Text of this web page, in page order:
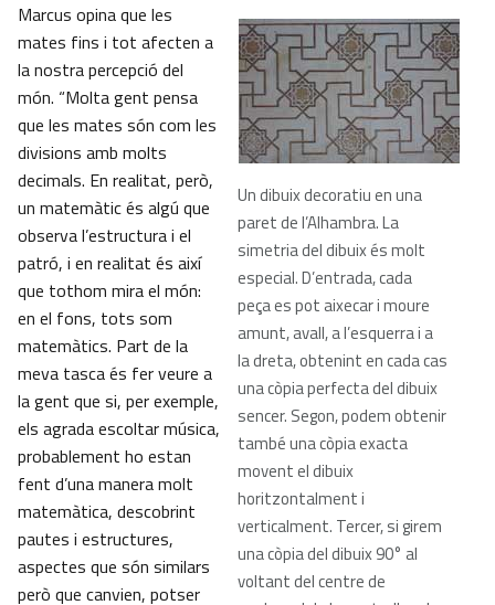
Un dibuix decoratiu en una
paret de l’Alhambra. La
simetria del dibuix és molt
especial. D’entrada, cada
peça es pot aixecar i moure
amunt, avall, a l’esquerra i a
la dreta, obtenint en cada cas
una còpia perfecta del dibuix
sencer. Segon, podem obtenir
també una còpia exacta
movent el dibuix
horitzontalment i
verticalment. Tercer, si girem
una còpia del dibuix 90° al
voltant del centre de
Marcus opina que les
mates fins i tot afecten a
la nostra percepció del
món. “Molta gent pensa
que les mates són com les
divisions amb molts
decimals. En realitat, però,
un matemàtic és algú que
observa l’estructura i el
patró, i en realitat és així
que tothom mira el món:
en el fons, tots som
matemàtics. Part de la
meva tasca és fer veure a
la gent que si, per exemple,
els agrada escoltar música,
probablement ho estan
fent d’una manera molt
matemàtica, descobrint
pautes i estructures,
aspectes que són similars
però que canvien, potser